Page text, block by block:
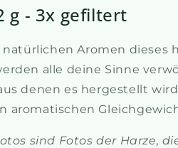
g - 3x gefiltert
Aromen dieses
alle deine Sinne
denen es hergestellt
aromatischen
sind Fotos der Harze,